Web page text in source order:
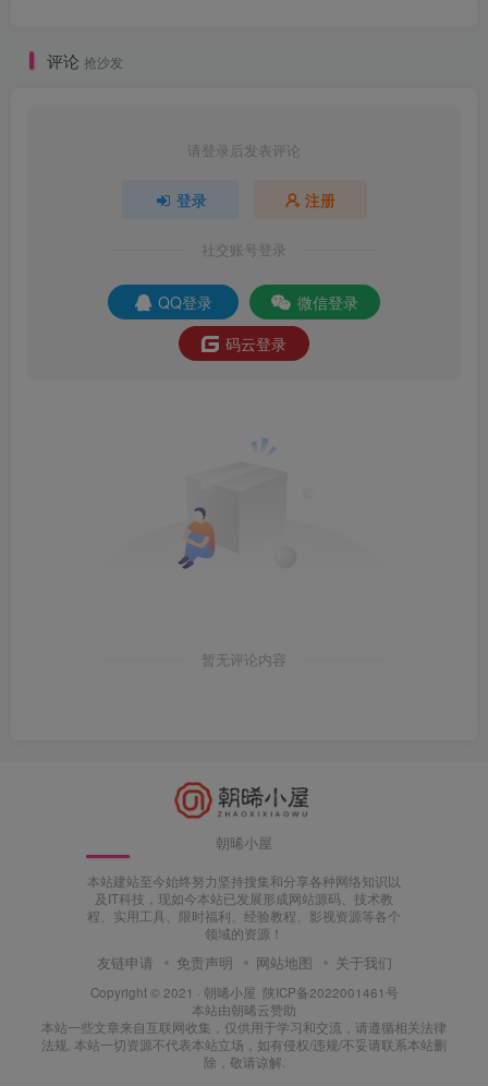
评论 抢沙发
请登录后发表评论
登录 注册
社交账号登录
QQ登录
微信登录
码云登录
暂无评论内容
朝晞小屋
本站建站至今始终努力坚持搜集和分享各种网络知识以
及IT科技，现如今本站已发展形成网站源码、技术教
程、实用工具、限时福利、经验教程、影视资源等各个
领域的资源！
友链申请 免责声明 网站地图 关于我们
Copyright © 2021 · 朝晞小屋 陕ICP备2022001461号
本站由朝晞云赞助
本站一些文章来自互联网收集，仅供用于学习和交流，请遵循相关法律
法规. 本站一切资源不代表本站立场，如有侵权/违规/不妥请联系本站删
除，敬请谅解.